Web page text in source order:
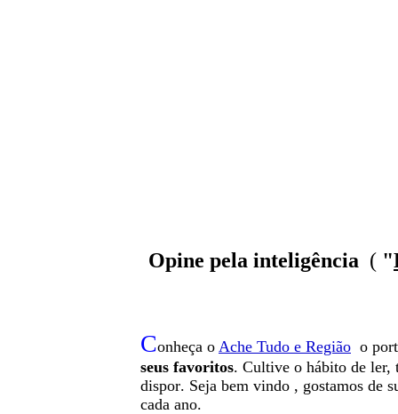
Opine pela inteligência ( "
Conheça o Ache Tudo e Região o
seus favoritos. Cultive o hábito de ler,
dispor. Seja bem vindo , gostamos de
cada ano.